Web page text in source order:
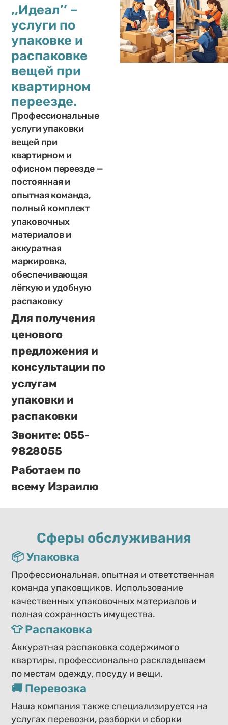
,,Идеал’’ –
услуги по
упаковке и
распаковке
вещей при
квартирном
переезде.
Профессиональные
услуги упаковки
вещей при
квартирном и
офисном переезде —
постоянная и
опытная команда,
полный комплект
упаковочных
материалов и
аккуратная
маркировка,
обеспечивающая
лёгкую и удобную
распаковку
Для получения
ценового
предложения и
консультации по
услугам
упаковки и
распаковки
Звоните: 055-
9828055
Работаем по
всему Израилю
Сферы обслуживания
📦 Упаковка
Профессиональная, опытная и ответственная
команда упаковщиков. Использование
качественных упаковочных материалов и
полная сохранность имущества.
👕 Распаковка
Аккуратная распаковка содержимого
квартиры, профессионально раскладываем
по местам одежду, посуду и вещи.
🚚 Перевозка
Наша компания также специализируется на
услугах перевозки, разборки и сборки